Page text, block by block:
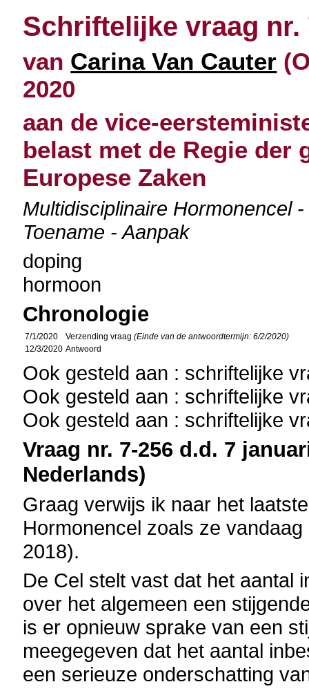
Schriftelijke vraag nr.
van Carina Van Cauter
2020
aan de vice-
belast met de Regie der
Europese Zaken
Multidisciplinaire Hormonencel
Toename - Aanpak
doping
hormoon
Chronologie
7/1/2020 Verzending vraag(Einde van de antwoordtermijn: 6/2/2020)
12/3/2020 Antwoord
Ook gesteld aan : schriftelijke
Ook gesteld aan : schriftelijke
Ook gesteld aan : schriftelijke
Vraag nr. 7-256 d.d. 7
Nederlands)
Graag verwijs ik naar het
Hormonencel zoals ze
2018).
De Cel stelt vast dat het aantal
over het algemeen een
is er opnieuw sprake van een
meegegeven dat het aantal
een serieuze onderschatting